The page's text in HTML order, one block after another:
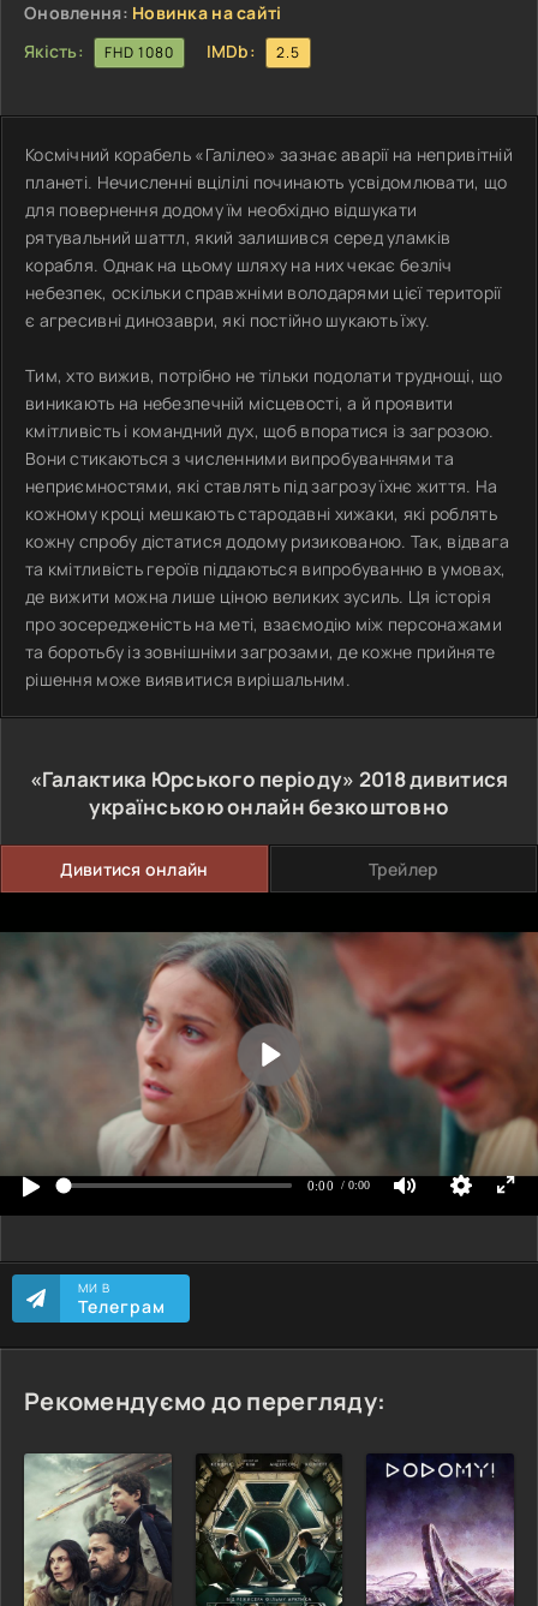
Оновлення: Новинка на сайті
Якість:
FHD 1080 IMDb: 2.5
Космічний корабель «Галілео» зазнає аварії на непривітній
планеті. Нечисленні вцілілі починають усвідомлювати, що
для повернення додому їм необхідно відшукати
рятувальний шаттл, який залишився серед уламків
корабля. Однак на цьому шляху на них чекає безліч
небезпек, оскільки справжніми володарями цієї території
є агресивні динозаври, які постійно шукають їжу.
Тим, хто вижив, потрібно не тільки подолати труднощі, що
виникають на небезпечній місцевості, а й проявити
кмітливість і командний дух, щоб впоратися із загрозою.
Вони стикаються з численними випробуваннями та
неприємностями, які ставлять під загрозу їхнє життя. На
кожному кроці мешкають стародавні хижаки, які роблять
кожну спробу дістатися додому ризикованою. Так, відвага
та кмітливість героїв піддаються випробуванню в умовах,
де вижити можна лише ціною великих зусиль. Ця історія
про зосередженість на меті, взаємодію між персонажами
та боротьбу із зовнішніми загрозами, де кожне прийняте
рішення може виявитися вирішальним.
«Галактика Юрського періоду» 2018дивитися
українською онлайн безкоштовно
Дивитися онлайн Трейлер
МИ В
Телеграм
Рекомендуємо до перегляду: